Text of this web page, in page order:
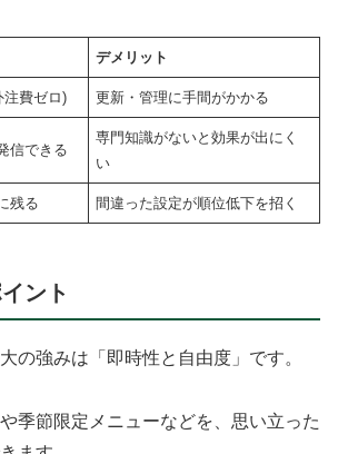
デメリット
注費ゼロ) 更新・管理に手間がかかる
信できる
専門知識がないと効果が出にく
い
残る 間違った設定が順位低下を招く
ント
の強みは「即時性と自由度」です。
季節限定メニューなどを、思い立った